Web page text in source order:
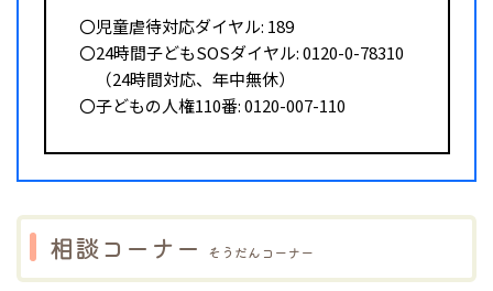
〇児童虐待対応ダイヤル: 189
〇24時間子どもSOSダイヤル: 0120-0-78310
（24時間対応、年中無休）
〇子どもの人権110番: 0120-007-110
相談コーナー そうだんコーナー